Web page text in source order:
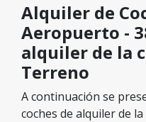
Alquiler de
Aeropuerto -
alquiler de la
Terreno
A continuación se
coches de alquiler de